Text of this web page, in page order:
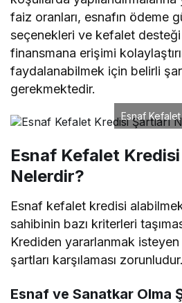
faiz oranları, esnafın ödeme
seçenekleri ve kefalet
finansmana erişimi
faydalanabilmek için belirli
gerekmektedir.
Esnaf
Esnaf Kefalet Kredisi
Nelerdir?
Esnaf kefalet kredisi
sahibinin bazı kriterleri
Krediden yararlanmak isteyen
şartları karşılaması zorunludur.
Esnaf ve Sanatkar Olma